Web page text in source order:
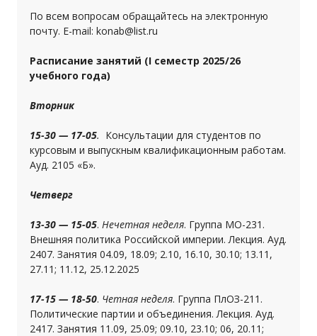
По всем вопросам обращайтесь на электронную
почту. E-mail: konab@list.ru
Расписание занятий (I семестр 2025/26
учебного года)
Вторник
15-30 — 17-05. Консультации для студентов по
курсовым и выпускным квалификационным работам.
Ауд. 2105 «Б».
Четверг
13-30 — 15-05. Нечетная неделя. Группа МО-231.
Внешняя политика Российской империи. Лекция. Ауд.
2407. Занятия 04.09, 18.09; 2.10, 16.10, 30.10; 13.11,
27.11; 11.12, 25.12.2025
17-15 — 18-50. Четная неделя. Группа ПлОЗ-211.
Политические партии и объединения. Лекция. Ауд.
2417. Занятия 11.09, 25.09; 09.10, 23.10; 06, 20.11;